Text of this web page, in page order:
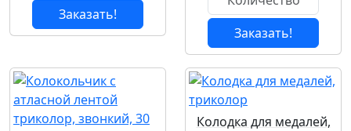
Заказать!
Заказать!
Колодка для медалей,